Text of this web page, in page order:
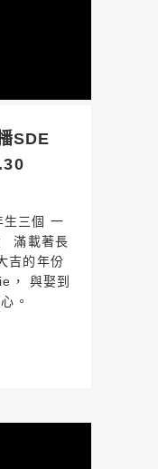
SDE
生三個 一
滿載著長
吉的年份
， 與娶到
。